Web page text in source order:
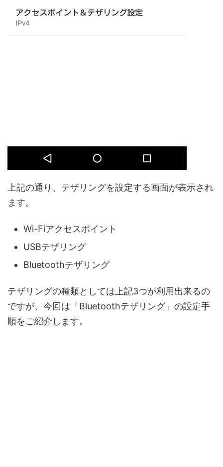
上記の通り、テザリングを設定する画面が表示され
ます。
Wi-Fiアクセスポイント
USBテザリング
Bluetoothテザリング
テザリングの種類としては上記3つが利用出来るの
ですが、今回は「Bluetoothテザリング」の設定手
順をご紹介します。